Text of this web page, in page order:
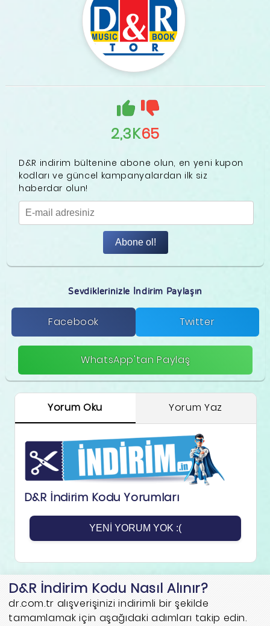
2,3K65
D&R indirim bültenine abone olun, en yeni kupon
kodları ve güncel kampanyalardan ilk siz
haberdar olun!
Abone ol!
Sevdiklerinizle İndirim Paylaşın
Facebook Twitter
WhatsApp'tan Paylaş
Yorum Oku Yorum Yaz
D&R İndirim Kodu Yorumları
YENI YORUM YOK :(
D&R İndirim Kodu Nasıl Alınır?
dr.com.tr alışverişinizi indirimli bir şekilde
tamamlamak için aşağıdaki adımları takip edin.